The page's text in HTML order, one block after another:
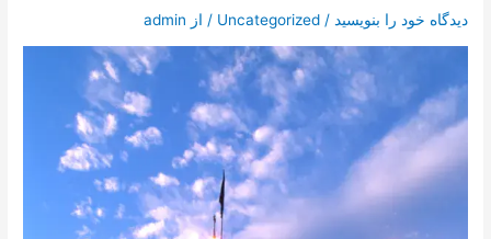
دیدگاه‌ خود را بنویسید /
Uncategorized / از admin